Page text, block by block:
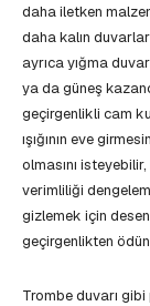
daha iletken
daha kalın
ayrıca yığma
ya da güneş
geçirgenlikli cam
ışığının eve
olmasını
verimliliği
gizlemek için
geçirgenlikten
Trombe duvarı